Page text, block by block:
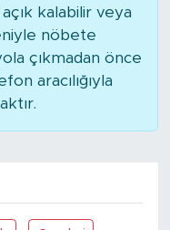
kalabilir veya
nöbete
çıkmadan önce
aracılığıyla